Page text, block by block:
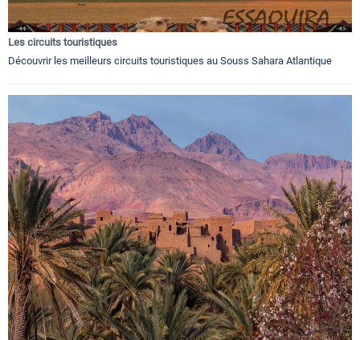
Les circuits touristiques
Découvrir les meilleurs circuits touristiques au Souss Sahara Atlantique